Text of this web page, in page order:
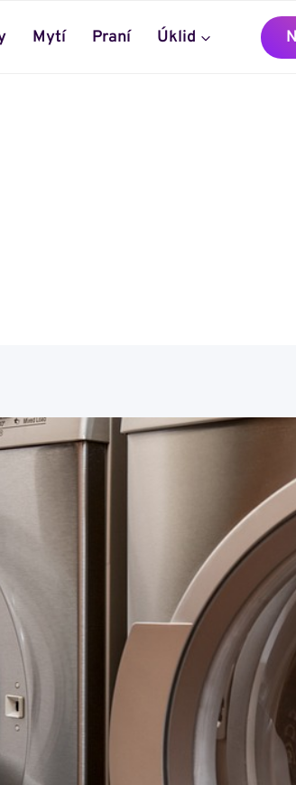
Mytí Praní Úklid